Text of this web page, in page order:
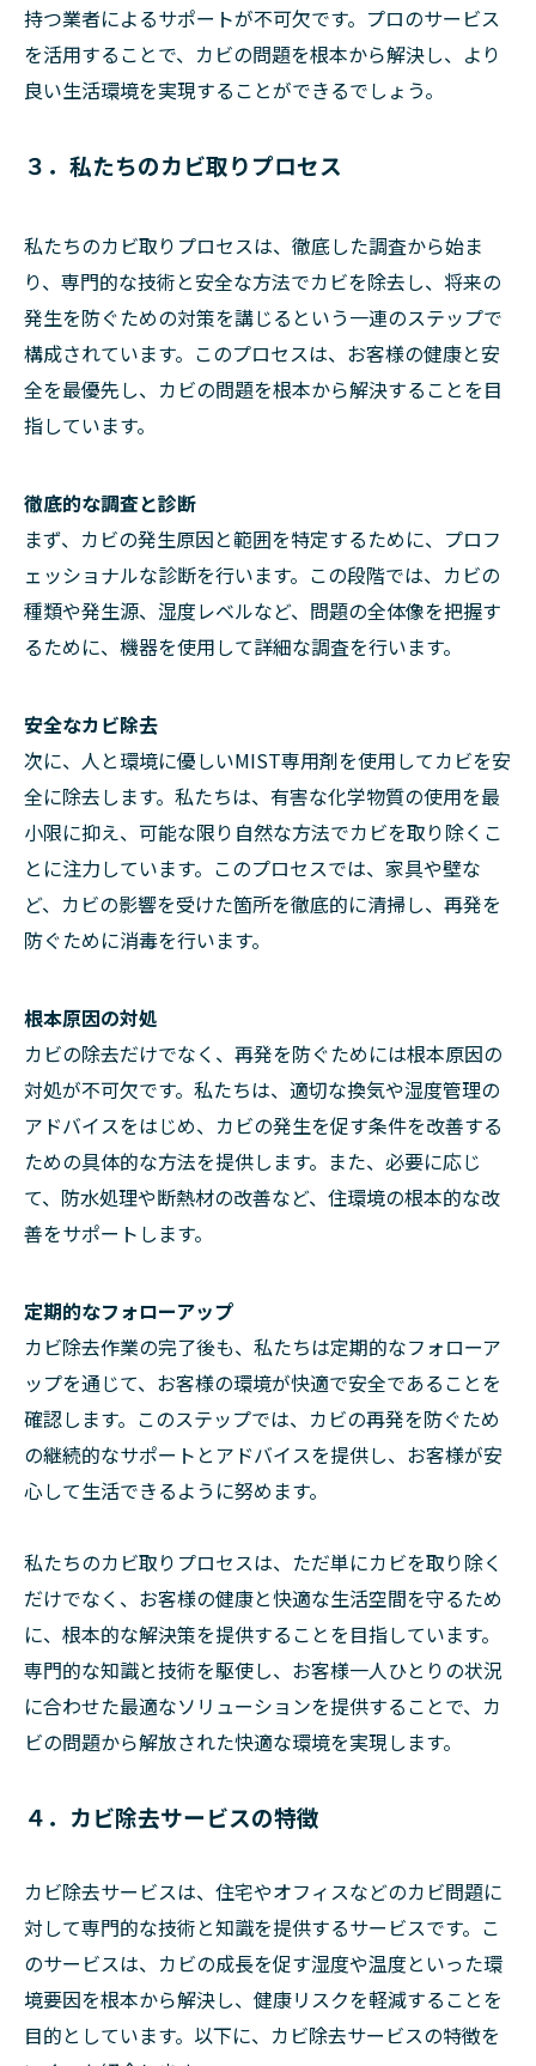
持つ業者によるサポートが不可欠です。プロのサービス
を活用することで、カビの問題を根本から解決し、より
良い生活環境を実現することができるでしょう。
３．私たちのカビ取りプロセス
私たちのカビ取りプロセスは、徹底した調査から始ま
り、専門的な技術と安全な方法でカビを除去し、将来の
発生を防ぐための対策を講じるという一連のステップで
構成されています。このプロセスは、お客様の健康と安
全を最優先し、カビの問題を根本から解決することを目
指しています。
徹底的な調査と診断
まず、カビの発生原因と範囲を特定するために、プロフ
ェッショナルな診断を行います。この段階では、カビの
種類や発生源、湿度レベルなど、問題の全体像を把握す
るために、機器を使用して詳細な調査を行います。
安全なカビ除去
次に、人と環境に優しいMIST専用剤を使用してカビを安
全に除去します。私たちは、有害な化学物質の使用を最
小限に抑え、可能な限り自然な方法でカビを取り除くこ
とに注力しています。このプロセスでは、家具や壁な
ど、カビの影響を受けた箇所を徹底的に清掃し、再発を
防ぐために消毒を行います。
根本原因の対処
カビの除去だけでなく、再発を防ぐためには根本原因の
対処が不可欠です。私たちは、適切な換気や湿度管理の
アドバイスをはじめ、カビの発生を促す条件を改善する
ための具体的な方法を提供します。また、必要に応じ
て、防水処理や断熱材の改善など、住環境の根本的な改
善をサポートします。
定期的なフォローアップ
カビ除去作業の完了後も、私たちは定期的なフォローア
ップを通じて、お客様の環境が快適で安全であることを
確認します。このステップでは、カビの再発を防ぐため
の継続的なサポートとアドバイスを提供し、お客様が安
心して生活できるように努めます。
私たちのカビ取りプロセスは、ただ単にカビを取り除く
だけでなく、お客様の健康と快適な生活空間を守るため
に、根本的な解決策を提供することを目指しています。
専門的な知識と技術を駆使し、お客様一人ひとりの状況
に合わせた最適なソリューションを提供することで、カ
ビの問題から解放された快適な環境を実現します。
４．カビ除去サービスの特徴
カビ除去サービスは、住宅やオフィスなどのカビ問題に
対して専門的な技術と知識を提供するサービスです。こ
のサービスは、カビの成長を促す湿度や温度といった環
境要因を根本から解決し、健康リスクを軽減することを
目的としています。以下に、カビ除去サービスの特徴を